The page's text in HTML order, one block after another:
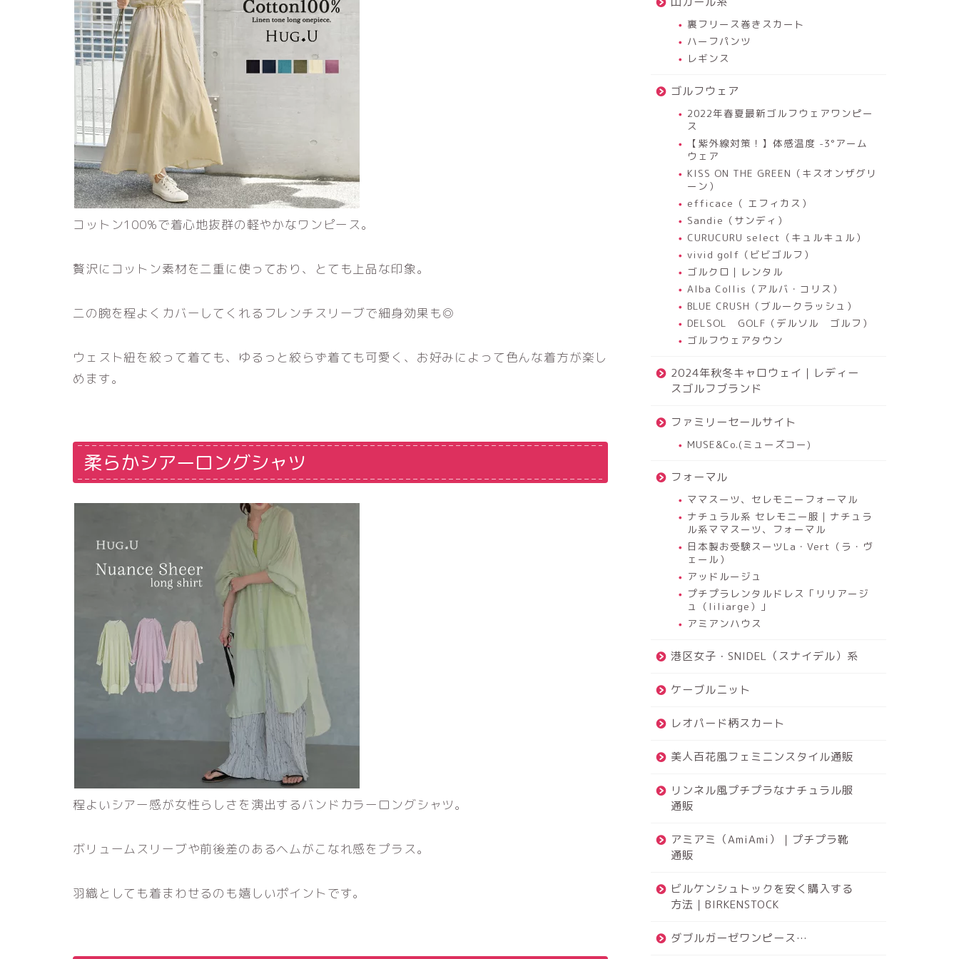
コットン100%で着心地抜群の軽やかなワンピース。
贅沢にコットン素材を二重に使っており、とても上品な印象。
二の腕を程よくカバーしてくれるフレンチスリーブで細身効果も◎
ウェスト紐を絞って着ても、ゆるっと絞らず着ても可愛く、お好みによって色んな着方が楽し
めます。
柔らかシアーロングシャツ
程よいシアー感が女性らしさを演出するバンドカラーロングシャツ。
ボリュームスリーブや前後差のあるヘムがこなれ感をプラス。
羽織としても着まわせるのも嬉しいポイントです。
裏フリース巻きスカート
ハーフパンツ
レギンス
ゴルフウェア
2022年春夏最新ゴルフウェアワンピー
ス
【紫外線対策！】体感温度 -3°アーム
ウェア
KISS ON THE GREEN（キスオンザグリ
ーン）
efficace（ エフィカス）
Sandie（サンディ）
CURUCURU select（キュルキュル）
vivid golf（ビビゴルフ）
ゴルクロ｜レンタル
Alba Collis（アルバ・コリス）
BLUE CRUSH（ブルークラッシュ）
DELSOL GOLF（デルソル ゴルフ）
ゴルフウェアタウン
2024年秋冬キャロウェイ｜レディー
スゴルフブランド
ファミリーセールサイト
MUSE&Co.(ミューズコー)
フォーマル
ママスーツ、セレモニーフォーマル
ナチュラル系 セレモニー服｜ナチュラ
ル系ママスーツ、フォーマル
日本製お受験スーツLa・Vert（ラ・ヴ
ェール）
アッドルージュ
プチプラレンタルドレス「リリアージ
ュ（liliarge）」
アミアンハウス
港区女子・SNIDEL（スナイデル）系
ケーブルニット
レオパード柄スカート
美人百花風フェミニンスタイル通販
リンネル風プチプラなナチュラル服
通販
アミアミ（AmiAmi）｜プチプラ靴
通販
ビルケンシュトックを安く購入する
方法｜BIRKENSTOCK
ダブルガーゼワンピース…